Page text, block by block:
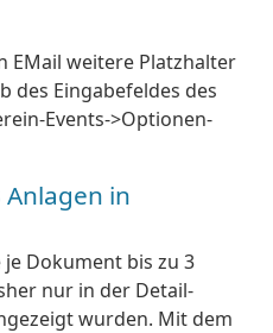
EMail weitere Platzhalter
des Eingabefeldes des
Events->Optionen-
in
Dokument bis zu 3
nur in der Detail-
wurden. Mit dem